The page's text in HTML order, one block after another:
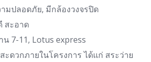
มปลอดภัย, มีกล้องวงจรปิด
สะอาด
น 7-11, Lotus express
ะดวกภายในโครงการ ได้แก่ สระว่าย